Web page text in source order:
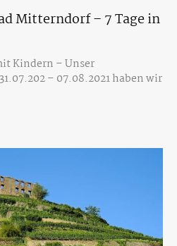
Mitterndorf – 7 Tage in
Kindern – Unser
– 07.08.2021 haben wir